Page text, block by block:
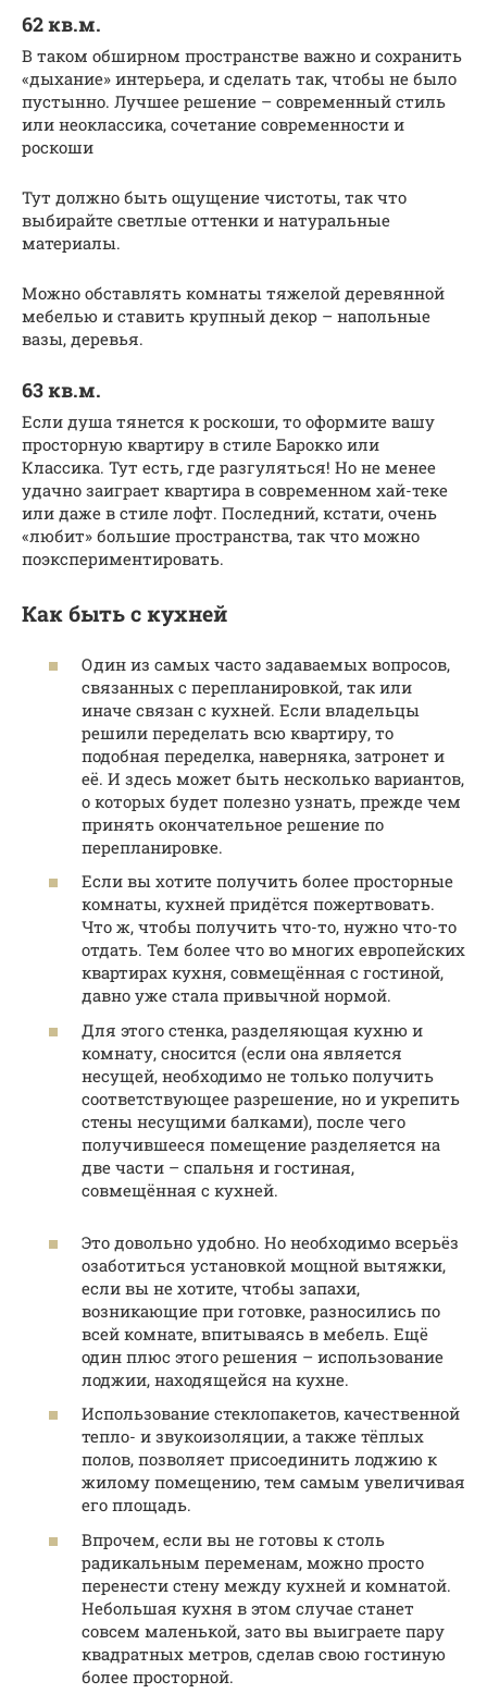
62 кв.м.
В таком обширном пространстве важно и сохранить
«дыхание» интерьера, и сделать так, чтобы не было
пустынно. Лучшее решение – современный стиль
или неоклассика, сочетание современности и
роскоши
Тут должно быть ощущение чистоты, так что
выбирайте светлые оттенки и натуральные
материалы.
Можно обставлять комнаты тяжелой деревянной
мебелью и ставить крупный декор – напольные
вазы, деревья.
63 кв.м.
Если душа тянется к роскоши, то оформите вашу
просторную квартиру в стиле Барокко или
Классика. Тут есть, где разгуляться! Но не менее
удачно заиграет квартира в современном хай-теке
или даже в стиле лофт. Последний, кстати, очень
«любит» большие пространства, так что можно
поэкспериментировать.
Как быть с кухней
Один из самых часто задаваемых вопросов,
связанных с перепланировкой, так или
иначе связан с кухней. Если владельцы
решили переделать всю квартиру, то
подобная переделка, наверняка, затронет и
её. И здесь может быть несколько вариантов,
о которых будет полезно узнать, прежде чем
принять окончательное решение по
перепланировке.
Если вы хотите получить более просторные
комнаты, кухней придётся пожертвовать.
Что ж, чтобы получить что-то, нужно что-то
отдать. Тем более что во многих европейских
квартирах кухня, совмещённая с гостиной,
давно уже стала привычной нормой.
Для этого стенка, разделяющая кухню и
комнату, сносится (если она является
несущей, необходимо не только получить
соответствующее разрешение, но и укрепить
стены несущими балками), после чего
получившееся помещение разделяется на
две части – спальня и гостиная,
совмещённая с кухней.
Это довольно удобно. Но необходимо всерьёз
озаботиться установкой мощной вытяжки,
если вы не хотите, чтобы запахи,
возникающие при готовке, разносились по
всей комнате, впитываясь в мебель. Ещё
один плюс этого решения – использование
лоджии, находящейся на кухне.
Использование стеклопакетов, качественной
тепло- и звукоизоляции, а также тёплых
полов, позволяет присоединить лоджию к
жилому помещению, тем самым увеличивая
его площадь.
Впрочем, если вы не готовы к столь
радикальным переменам, можно просто
перенести стену между кухней и комнатой.
Небольшая кухня в этом случае станет
совсем маленькой, зато вы выиграете пару
квадратных метров, сделав свою гостиную
более просторной.